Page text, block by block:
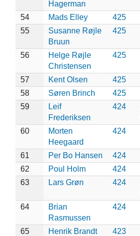
Hagerman
54
Mads Elley
425
55
Susanne Røjle
Bruun
425
56
Helge Røjle
Christensen
425
57 Kent Olsen
425
58
Søren Brinch
425
59
Leif
Frederiksen
424
60
Morten
Heegaard
424
61 Per Bo Hansen
424
62
Poul Holm
424
63
Lars Grøn 424
64
Brian
Rasmussen
424
65
Henrik Brandt
423